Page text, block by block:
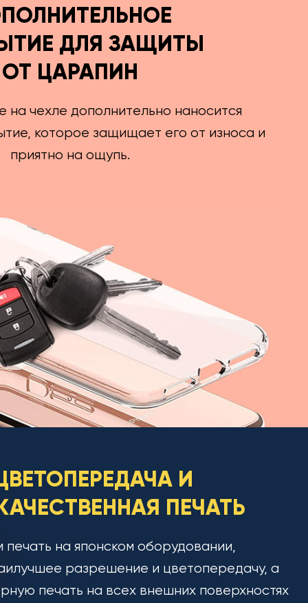
ДЛЯ ЗАЩИТЫ
ОТ ЦАРАПИН
на чехле дополнительно наносится
которое защищает его от износа и
приятно на ощупь.
И
ПЕЧАТЬ
на японском оборудовании,
разрешение и цветопередачу, а
печать на всех внешних поверхностях